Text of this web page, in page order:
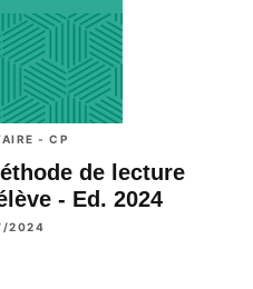
- CP
de lecture
- Ed. 2024
2024